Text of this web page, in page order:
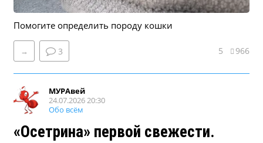
Помогите определить породу кошки
→ 3 5 966
МУРАвей
24.07.2026 20:30
Обо всём
«Осетрина» первой свежести.